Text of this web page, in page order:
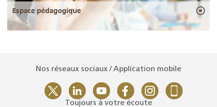
Espace pédagogique
Nos réseaux sociaux / Application mobile
Toujours à votre écoute